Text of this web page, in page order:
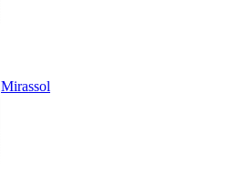
Mirassol